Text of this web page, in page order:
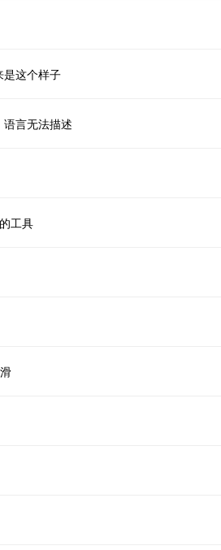
是这个样子
言无法描述
工具